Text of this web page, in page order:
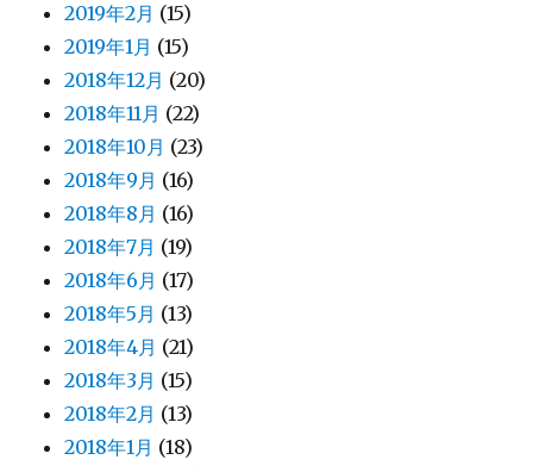
2019年2月 (15)
2019年1月 (15)
2018年12月 (20)
2018年11月 (22)
2018年10月 (23)
2018年9月 (16)
2018年8月 (16)
2018年7月 (19)
2018年6月 (17)
2018年5月 (13)
2018年4月 (21)
2018年3月 (15)
2018年2月 (13)
2018年1月 (18)